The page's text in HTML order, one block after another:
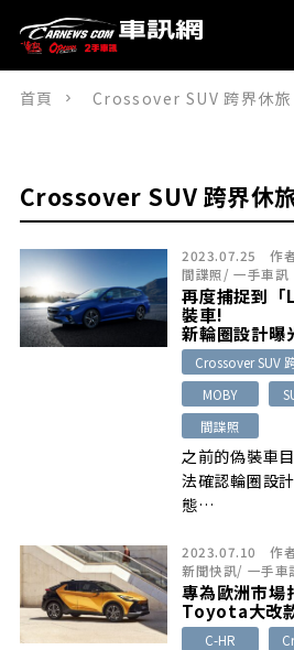
首頁 Crossover SUV 跨界休旅
Crossover SUV 跨界休
2023.07.25 作
間諜照/ 一手車訊
再度捕捉到
裝車!
新輪圈設計曝
Crossover SUV
MOBY
間諜照
之前的偽裝車
法確認輪圈設
態…
2023.07.10 作
新聞快訊/ 一手車
專為歐洲市場
Toyota大改
C-HR